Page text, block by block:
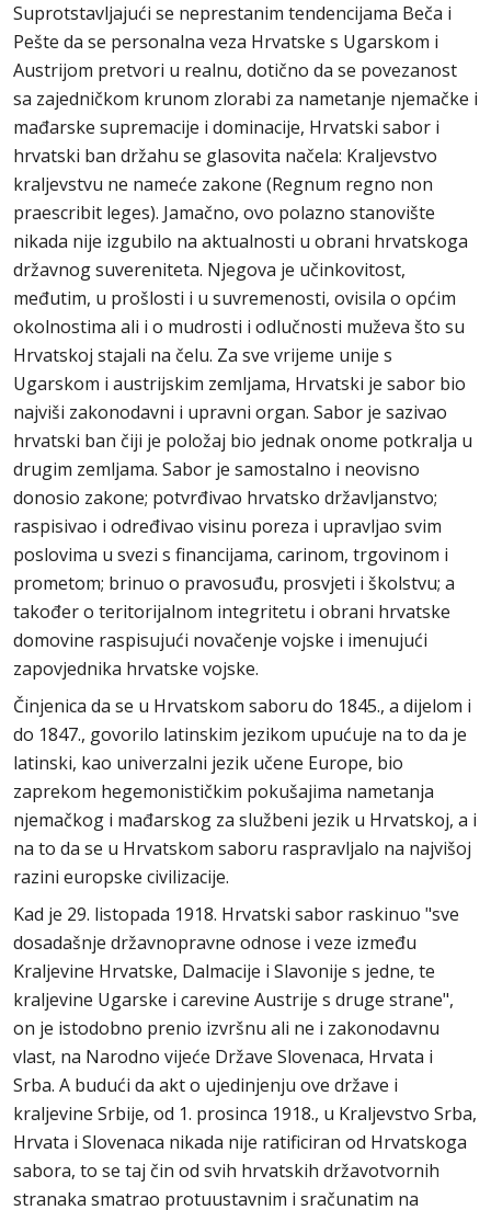
Suprotstavljajući se neprestanim tendencijama Beča i
Pešte da se personalna veza Hrvatske s Ugarskom i
Austrijom pretvori u realnu, dotično da se povezanost
sa zajedničkom krunom zlorabi za nametanje njemačke i
mađarske supremacije i dominacije, Hrvatski sabor i
hrvatski ban držahu se glasovita načela: Kraljevstvo
kraljevstvu ne nameće zakone (Regnum regno non
praescribit leges). Jamačno, ovo polazno stanovište
nikada nije izgubilo na aktualnosti u obrani hrvatskoga
državnog suvereniteta. Njegova je učinkovitost,
međutim, u prošlosti i u suvremenosti, ovisila o općim
okolnostima ali i o mudrosti i odlučnosti muževa što su
Hrvatskoj stajali na čelu. Za sve vrijeme unije s
Ugarskom i austrijskim zemljama, Hrvatski je sabor bio
najviši zakonodavni i upravni organ. Sabor je sazivao
hrvatski ban čiji je položaj bio jednak onome potkralja u
drugim zemljama. Sabor je samostalno i neovisno
donosio zakone; potvrđivao hrvatsko državljanstvo;
raspisivao i određivao visinu poreza i upravljao svim
poslovima u svezi s financijama, carinom, trgovinom i
prometom; brinuo o pravosuđu, prosvjeti i školstvu; a
također o teritorijalnom integritetu i obrani hrvatske
domovine raspisujući novačenje vojske i imenujući
zapovjednika hrvatske vojske.
Činjenica da se u Hrvatskom saboru do 1845., a dijelom i
do 1847., govorilo latinskim jezikom upućuje na to da je
latinski, kao univerzalni jezik učene Europe, bio
zaprekom hegemonističkim pokušajima nametanja
njemačkog i mađarskog za službeni jezik u Hrvatskoj, a i
na to da se u Hrvatskom saboru raspravljalo na najvišoj
razini europske civilizacije.
Kad je 29. listopada 1918. Hrvatski sabor raskinuo "sve
dosadašnje državnopravne odnose i veze između
Kraljevine Hrvatske, Dalmacije i Slavonije s jedne, te
kraljevine Ugarske i carevine Austrije s druge strane",
on je istodobno prenio izvršnu ali ne i zakonodavnu
vlast, na Narodno vijeće Države Slovenaca, Hrvata i
Srba. A budući da akt o ujedinjenju ove države i
kraljevine Srbije, od 1. prosinca 1918., u Kraljevstvo Srba,
Hrvata i Slovenaca nikada nije ratificiran od Hrvatskoga
sabora, to se taj čin od svih hrvatskih državotvornih
stranaka smatrao protuustavnim i sračunatim na